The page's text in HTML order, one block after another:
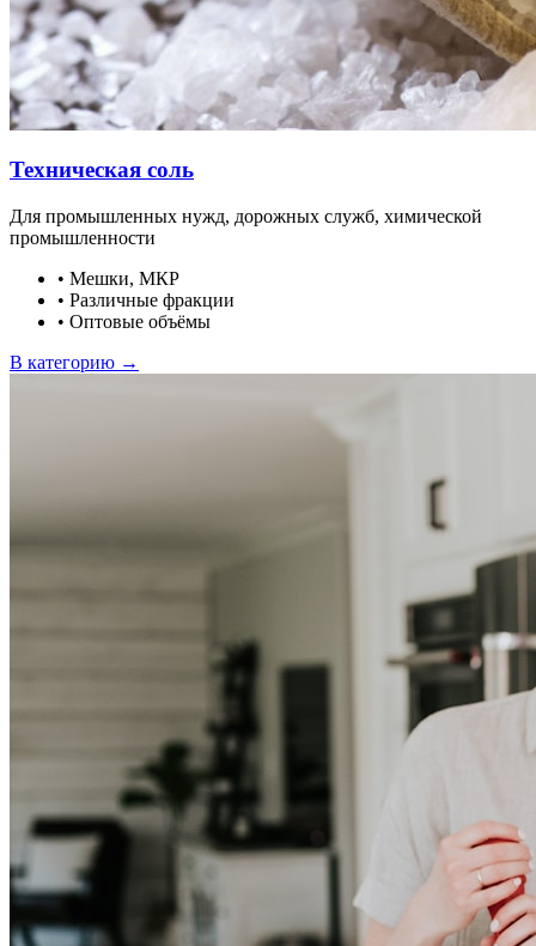
Техническая соль
Для промышленных нужд, дорожных служб, химической
промышленности
• Мешки, МКР
• Различные фракции
• Оптовые объёмы
В категорию →